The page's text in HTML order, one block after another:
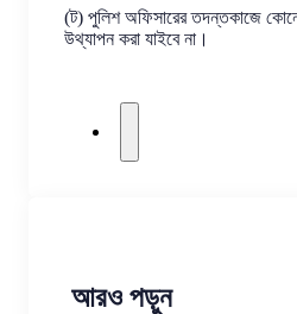
(ট) পুলিশ অফিসারের তদন্তকাজে
উথ্যাপন করা যাইবে না।
আরও পড়ুন